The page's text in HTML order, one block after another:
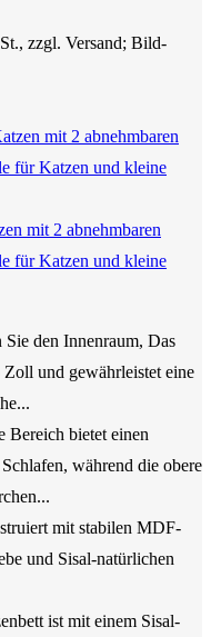
zzgl. Versand; Bild-
mit 2 abnehmbaren
für Katzen und kleine
Sie den Innenraum, Das
und gewährleistet eine
Bereich bietet einen
während die obere
mit stabilen MDF-
und Sisal-natürlichen
ist mit einem Sisal-